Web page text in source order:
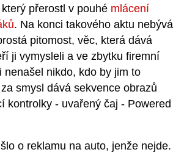
přerostl v pouhé mlácení
. Na konci takového aktu nebývá
pitomost, věc, která dává
ji vymysleli a ve zbytku firemní
nenašel nikdo, kdo by jim to
smysl dává sekvence obrazů
kontrolky - uvařený čaj - Powered
o reklamu na auto, jenže nejde.